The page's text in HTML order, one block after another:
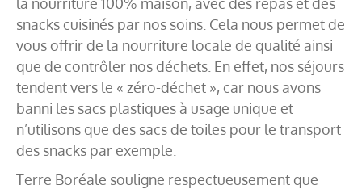
snacks cuisinés par nos soins. Cela nous permet de
vous offrir de la nourriture locale de qualité ainsi
que de contrôler nos déchets. En effet, nos séjours
tendent vers le « zéro-déchet », car nous avons
banni les sacs plastiques à usage unique et
n’utilisons que des sacs de toiles pour le transport
des snacks par exemple.
Terre Boréale souligne respectueusement que